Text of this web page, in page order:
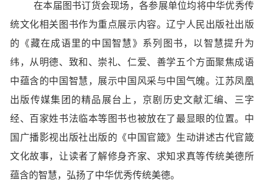
在本届图书订货会现场，各参展单位均将中华优秀传
统文化相关图书作为重点展示内容。辽宁人民出版社出版
的《藏在成语里的中国智慧》系列图书，以智慧提升为
纬，从明德、致和、崇礼、仁爱、善学五个方面聚焦成语
中蕴含的中国智慧，展示中国风采与中国气魄。江苏凤凰
出版传媒集团的精品展台上，京剧历史文献汇编、三字
经、百家姓书法临本等图书也被放在了最显眼的位置。中
国广播影视出版社出版的《中国官箴》生动讲述古代官箴
文化故事，让读者了解修身齐家、求知求真等传统美德所
蕴含的智慧，弘扬了中华优秀传统美德。